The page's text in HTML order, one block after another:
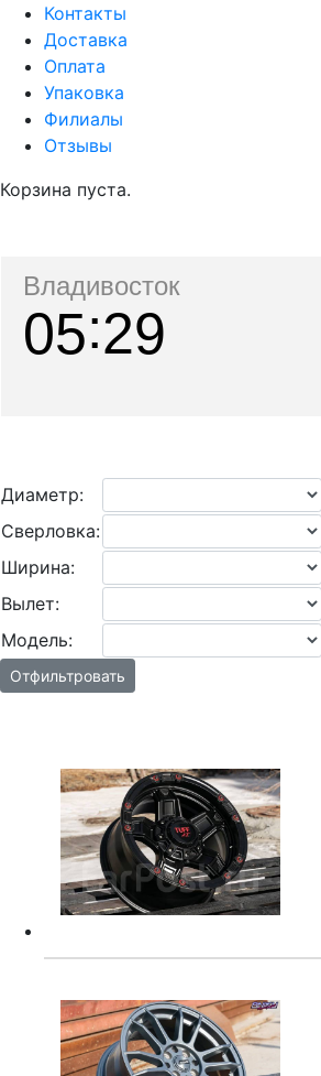
Контакты
Доставка
Оплата
Упаковка
Филиалы
Отзывы
Корзина пуста.
Владивосток
05 29
Диаметр:
Сверловка:
Ширина:
Вылет:
Модель:
Отфильтровать